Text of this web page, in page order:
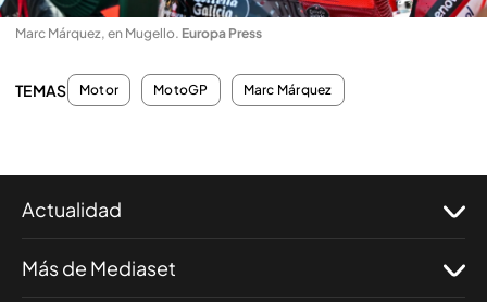
Marc Márquez, en Mugello. Europa Press
TEMAS Motor MotoGP Marc Márquez
Actualidad
Más de Mediaset